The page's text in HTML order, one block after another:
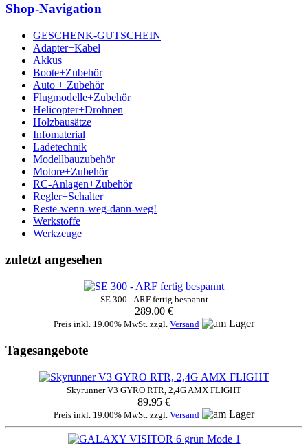
Shop-Navigation
GESCHENK-GUTSCHEIN
Adapter+Kabel
Akkus
Boote+Zubehör
Auto + Zubehör
Flugmodelle+Zubehör
Helicopter+Drohnen
Holzbausätze
Infomaterial
Ladetechnik
Modellbauzubehör
Motore+Zubehör
RC-Anlagen+Zubehör
Regler+Schalter
Reste-wenn-weg-dann-weg!
Werkstoffe
Werkzeuge
zuletzt angesehen
SE 300 - ARF fertig bespannt
289.00 €
Preis inkl. 19.00% MwSt. zzgl. Versand
Tagesangebote
Skyrunner V3 GYRO RTR, 2,4G AMX FLIGHT
89.95 €
Preis inkl. 19.00% MwSt. zzgl. Versand